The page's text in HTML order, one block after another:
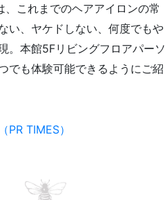
、これまでのヘアアイロンの常
い、ヤケドしない、何度でもや
。本館5Fリビングフロアパーソ
でも体験可能できるようにご紹
PR TIMES）